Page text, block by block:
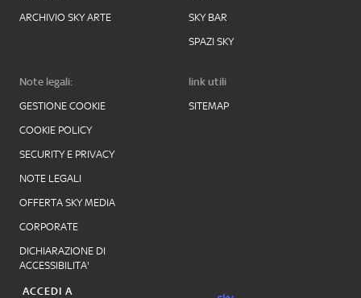
ARCHIVIO SKY ARTE
SKY BAR
SPAZI SKY
Note legali:
GESTIONE COOKIE
COOKIE POLICY
SECURITY E PRIVACY
NOTE LEGALI
OFFERTA SKY MEDIA
CORPORATE
DICHIARAZIONE DI
ACCESSIBILITA'
link utili
SITEMAP
ACCEDI A